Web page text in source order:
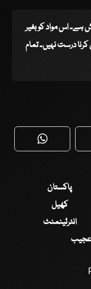
ہے۔ اس مواد کو بغیر
درست نہیں۔ تمام
WhatsApp
پاکستان
کھیل
انٹرٹینمنٹ